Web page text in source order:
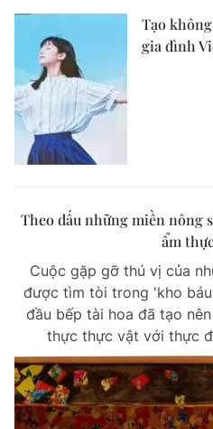
Tạo
gia đình
Theo dấu những miền nông
ẩm
Cuộc gặp gỡ thú vị của
được tìm tòi trong 'kho
đầu bếp tài hoa đã tạo
thực thực vật với thực